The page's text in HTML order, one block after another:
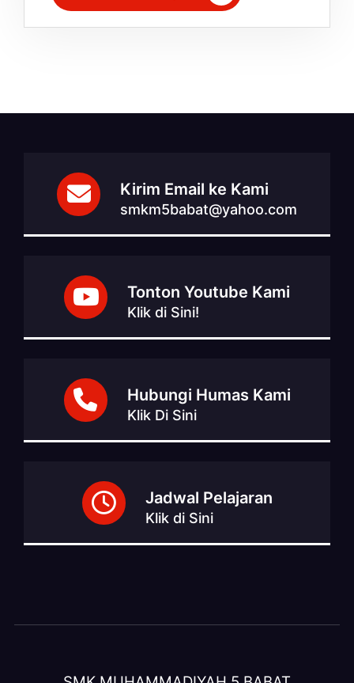
Kirim Email ke Kami
smkm5babat@yahoo.com
Tonton Youtube Kami
Klik di Sini!
Hubungi Humas Kami
Klik Di Sini
Jadwal Pelajaran
Klik di Sini